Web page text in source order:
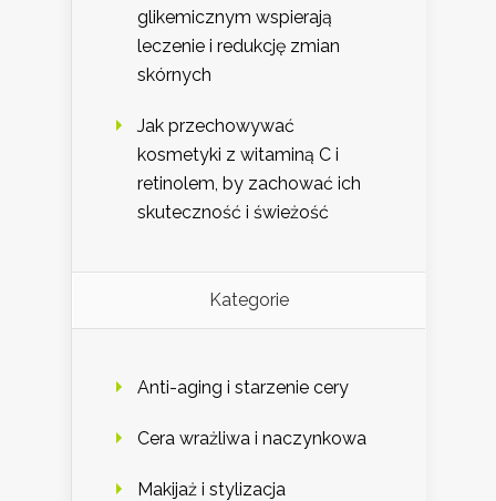
glikemicznym wspierają
leczenie i redukcję zmian
skórnych
Jak przechowywać
kosmetyki z witaminą C i
retinolem, by zachować ich
skuteczność i świeżość
Kategorie
Anti-aging i starzenie cery
Cera wrażliwa i naczynkowa
Makijaż i stylizacja